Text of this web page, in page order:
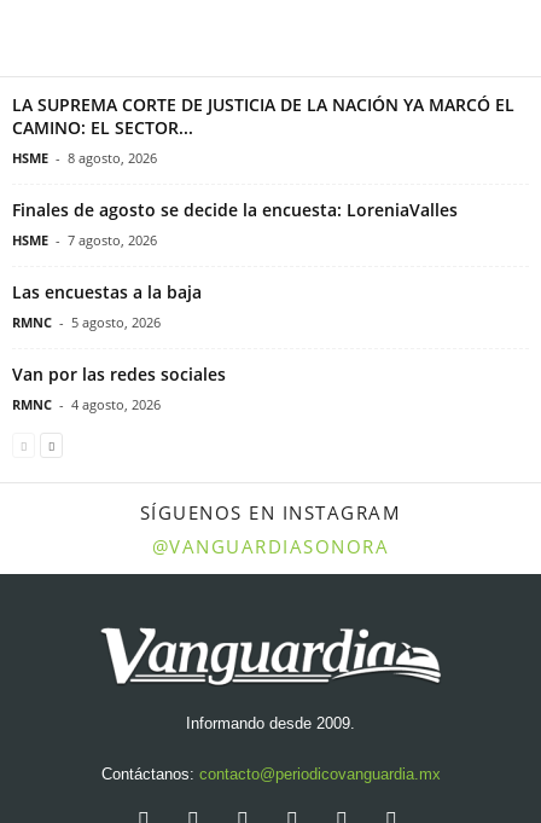
LA SUPREMA CORTE DE JUSTICIA DE LA NACIÓN YA MARCÓ EL
CAMINO: EL SECTOR...
HSME - 8 agosto, 2026
Finales de agosto se decide la encuesta: LoreniaValles
HSME - 7 agosto, 2026
Las encuestas a la baja
RMNC - 5 agosto, 2026
Van por las redes sociales
RMNC - 4 agosto, 2026
SÍGUENOS EN INSTAGRAM
@VANGUARDIASONORA
Informando desde 2009.
Contáctanos: contacto@periodicovanguardia.mx